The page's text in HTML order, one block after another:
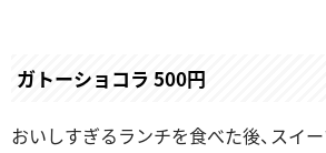
ガトーショコラ 500円
おいしすぎるランチを食べた後、スイ